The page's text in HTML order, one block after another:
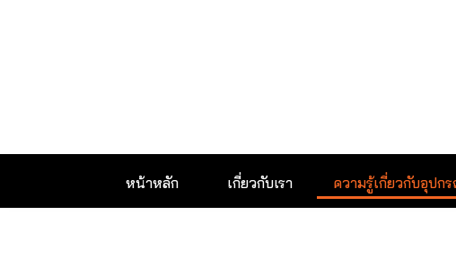
หน้าหลัก เกี่ยวกับเรา ความรู้เกี่ยวกับอุปก